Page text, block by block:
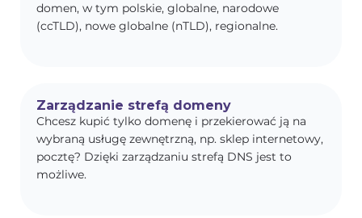
domen, w tym polskie, globalne, narodowe
(ccTLD), nowe globalne (nTLD), regionalne.
Zarządzanie strefą domeny
Chcesz kupić tylko domenę i przekierować ją na
wybraną usługę zewnętrzną, np. sklep internetowy,
pocztę? Dzięki zarządzaniu strefą DNS jest to
możliwe.